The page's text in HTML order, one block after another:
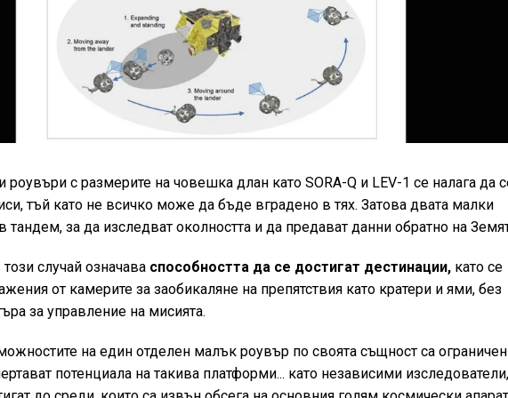
роувъри с размерите на човешка длан като SORA-Q и LEV-1 се налага да
тъй като не всичко може да бъде вградено в тях. Затова двата малки
тандем, за да изследват околността и да предават данни обратно на
случай означава способността да се достигат дестинации, като се
от камерите за заобикаляне на препятствия като кратери и ями, без
за управление на мисията.
на един отделен малък роувър по своята същност са
потенциала на такива платформи... като независими изследователи,